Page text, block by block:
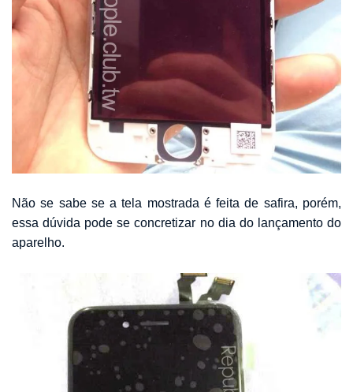
Não se sabe se a tela mostrada é feita de safira, porém,
essa dúvida pode se concretizar no dia do lançamento do
aparelho.